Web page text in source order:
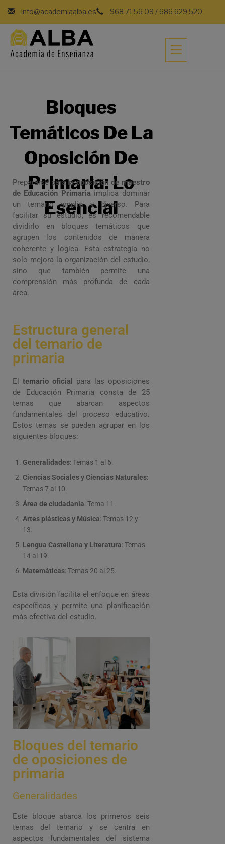
info@academiaalba.es 968 71 56 09 / 686 629 520
Bloques
Temáticos De La
Oposición De
Primaria: Lo
Esencial
Prepararse para laoposición de maestro
de Educación Primariaimplica dominar
un temario amplio y diverso. Para
facilitar su estudio, es recomendable
dividirlo en bloques temáticos que
agrupen los contenidos de manera
coherente y lógica. Esta estrategia no
solo mejora la organización del estudio,
sino que también permite una
comprensión más profunda de cada
área.
Estructura general
del temario de
primaria
El temario oficial
para las oposiciones
de Educación Primaria consta de 25
temas que abarcan aspectos
fundamentales del proceso educativo.
Estos temas se pueden agrupar en los
siguientes bloques:
Generalidades: Temas 1 al 6.
Ciencias Sociales y Ciencias Naturales:
Temas 7 al 10.
Área de ciudadanía: Tema 11.
Artes plásticas y Música: Temas 12 y
13.
Lengua Castellana y Literatura: Temas
14 al 19.
Matemáticas: Temas 20 al 25.
Esta división facilita el enfoque en áreas
específicas y permite una planificación
más efectiva del estudio.
Bloques del temario
de oposiciones de
primaria
Generalidades
Este bloque abarca los primeros seis
temas del temario y se centra en
aspectos fundamentales del sistema